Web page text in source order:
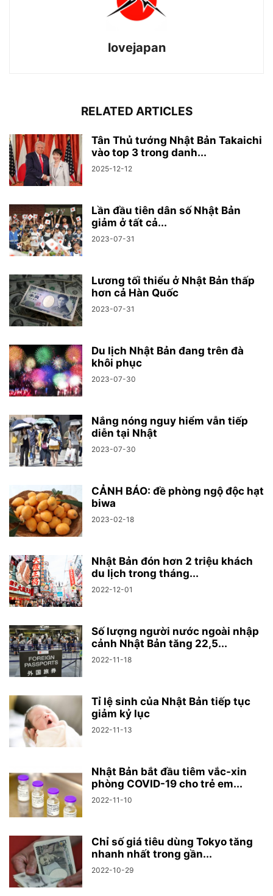
lovejapan
RELATED ARTICLES
Tân Thủ tướng Nhật Bản Takaichi
vào top 3 trong danh...
2025-12-12
Lần đầu tiên dân số Nhật Bản
giảm ở tất cả...
2023-07-31
Lương tối thiểu ở Nhật Bản thấp
hơn cả Hàn Quốc
2023-07-31
Du lịch Nhật Bản đang trên đà
khôi phục
2023-07-30
Nắng nóng nguy hiểm vẫn tiếp
diễn tại Nhật
2023-07-30
CẢNH BÁO: đề phòng ngộ độc hạt
biwa
2023-02-18
Nhật Bản đón hơn 2 triệu khách
du lịch trong tháng...
2022-12-01
Số lượng người nước ngoài nhập
cảnh Nhật Bản tăng 22,5...
2022-11-18
Tỉ lệ sinh của Nhật Bản tiếp tục
giảm kỷ lục
2022-11-13
Nhật Bản bắt đầu tiêm vắc-xin
phòng COVID-19 cho trẻ em...
2022-11-10
Chỉ số giá tiêu dùng Tokyo tăng
nhanh nhất trong gần...
2022-10-29